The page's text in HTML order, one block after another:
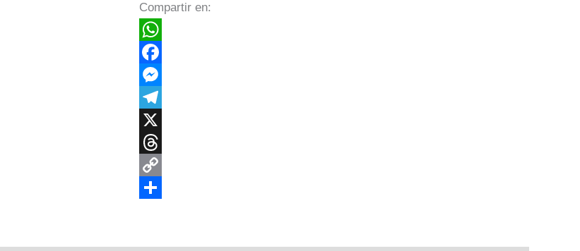
Compartir en:
WhatsApp
Facebook
Messenger
Telegram
X
Threads
Copy